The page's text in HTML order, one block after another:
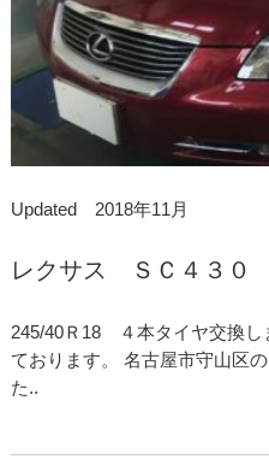
Updated 2018年11月
レクサス ＳＣ４３０
245/40Ｒ18 ４本タイヤ交換し
ております。 名古屋市守山区
た..